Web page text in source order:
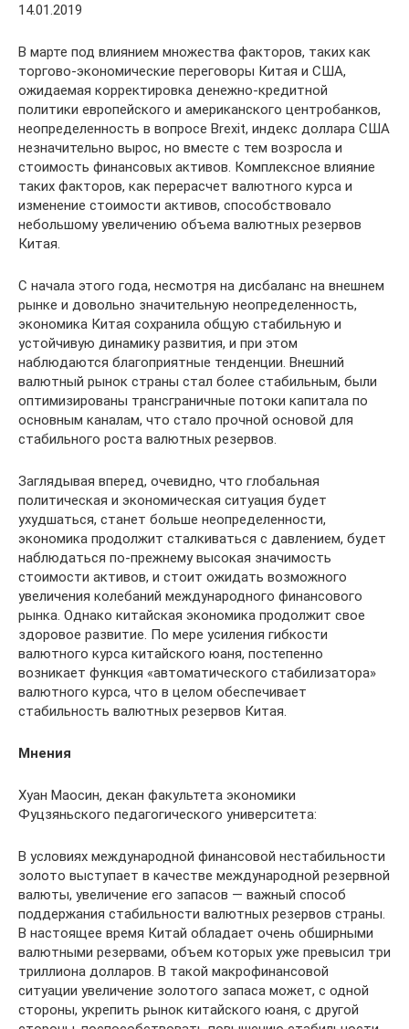
14.01.2019
В марте под влиянием множества факторов, таких как
торгово-экономические переговоры Китая и США,
ожидаемая корректировка денежно-кредитной
политики европейского и американского центробанков,
неопределенность в вопросе Brexit, индекс доллара США
незначительно вырос, но вместе с тем возросла и
стоимость финансовых активов. Комплексное влияние
таких факторов, как перерасчет валютного курса и
изменение стоимости активов, способствовало
небольшому увеличению объема валютных резервов
Китая.
С начала этого года, несмотря на дисбаланс на внешнем
рынке и довольно значительную неопределенность,
экономика Китая сохранила общую стабильную и
устойчивую динамику развития, и при этом
наблюдаются благоприятные тенденции. Внешний
валютный рынок страны стал более стабильным, были
оптимизированы трансграничные потоки капитала по
основным каналам, что стало прочной основой для
стабильного роста валютных резервов.
Заглядывая вперед, очевидно, что глобальная
политическая и экономическая ситуация будет
ухудшаться, станет больше неопределенности,
экономика продолжит сталкиваться с давлением, будет
наблюдаться по-прежнему высокая значимость
стоимости активов, и стоит ожидать возможного
увеличения колебаний международного финансового
рынка. Однако китайская экономика продолжит свое
здоровое развитие. По мере усиления гибкости
валютного курса китайского юаня, постепенно
возникает функция «автоматического стабилизатора»
валютного курса, что в целом обеспечивает
стабильность валютных резервов Китая.
Мнения
Хуан Маосин, декан факультета экономики
Фуцзяньского педагогического университета:
В условиях международной финансовой нестабильности
золото выступает в качестве международной резервной
валюты, увеличение его запасов — важный способ
поддержания стабильности валютных резервов страны.
В настоящее время Китай обладает очень обширными
валютными резервами, объем которых уже превысил три
триллиона долларов. В такой макрофинансовой
ситуации увеличение золотого запаса может, с одной
стороны, укрепить рынок китайского юаня, с другой